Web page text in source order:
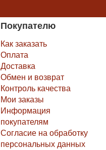
Покупателю
Как заказать
Оплата
Доставка
Обмен и возврат
Контроль качества
Мои заказы
Информация
покупателям
Согласие на обработку
персональных данных